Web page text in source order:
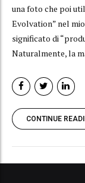
una foto che poi
Evolvation” nel
significato di
Naturalmente, la
CONTINUE